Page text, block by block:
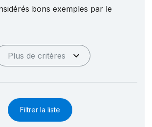
bons exemples par le
Plus de critères
Filtrer la liste